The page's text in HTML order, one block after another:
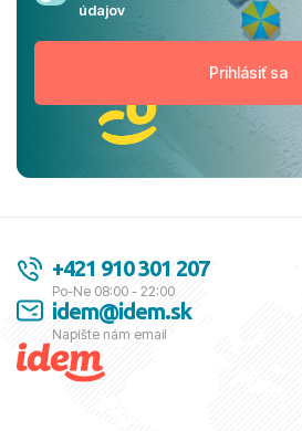
údajov
+421 910 301 207
Po-Ne 08:00 - 22:00
idem@idem.sk
Napíšte nám email